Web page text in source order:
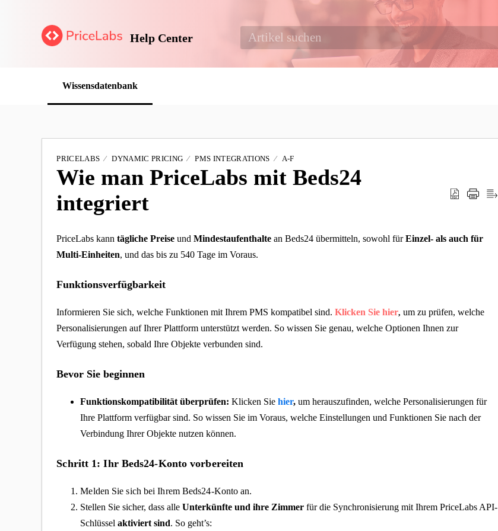
Help Center
Wissensdatenbank
PRICELABS DYNAMIC PRICING PMS INTEGRATIONS A-F
Wie man PriceLabs mit Beds24
integriert
PriceLabs kanntägliche Preise undMindestaufenthalte an Beds24 übermitteln, sowohl fürEinzel- als auch für
Multi-Einheiten, und das bis zu 540 Tage im Voraus.
Funktionsverfügbarkeit
Informieren Sie sich, welche Funktionen mit Ihrem PMS kompatibel sind.Klicken Sie hier,um zu prüfen, welche
Personalisierungen auf Ihrer Plattform unterstützt werden. So wissen Sie genau, welche Optionen Ihnen zur
Verfügung stehen, sobald Ihre Objekte verbunden sind.
Bevor Sie beginnen
Funktionskompatibilität überprüfen: Klicken Siehier,um herauszufinden, welche Personalisierungen für
Ihre Plattform verfügbar sind. So wissen Sie im Voraus, welche Einstellungen und Funktionen Sie nach der
Verbindung Ihrer Objekte nutzen können.
Schritt 1: Ihr Beds24-Konto vorbereiten
Melden Sie sich bei Ihrem Beds24-Konto an.
Stellen Sie sicher, dass alleUnterkünfte und ihre Zimmer für die Synchronisierung mit Ihrem PriceLabs API-
Schlüsselaktiviert sind. So geht’s: